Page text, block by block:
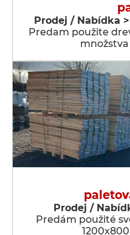
Prodej / Nabídka
Predam použite
množstva
Prodej /
Predám použité